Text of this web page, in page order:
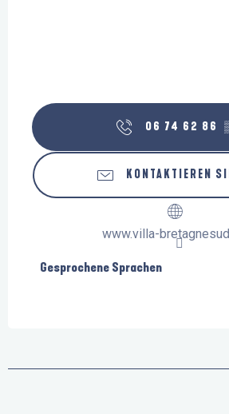
06 74 62 86
KONTAKTIEREN
www.villa-
Gesprochene Sprachen
Gesprochene Sprachen